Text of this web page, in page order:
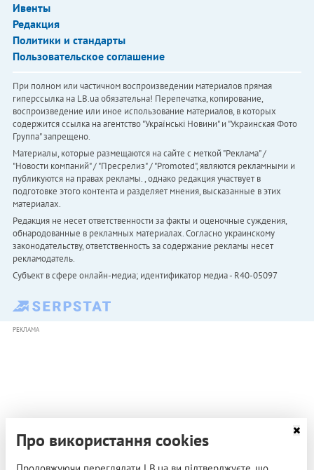
Ивенты
Редакция
Политики и стандарты
Пользовательское соглашение
При полном или частичном воспроизведении материалов прямая
гиперссылка на LB.ua обязательна! Перепечатка, копирование,
воспроизведение или иное использование материалов, в которых
содержится ссылка на агентство "Українськi Новини" и "Украинская Фото
Группа" запрещено.
Материалы, которые размещаются на сайте с меткой "Реклама" /
"Новости компаний" / "Пресрелиз" / "Promoted", являются рекламными и
публикуются на правах рекламы. , однако редакция участвует в
подготовке этого контента и разделяет мнения, высказанные в этих
материалах.
Редакция не несет ответственности за факты и оценочные суждения,
обнародованные в рекламных материалах. Согласно украинскому
законодательству, ответственность за содержание рекламы несет
рекламодатель.
Субъект в сфере онлайн-медиа; идентификатор медиа - R40-05097
РЕКЛАМА
Про використання cookies